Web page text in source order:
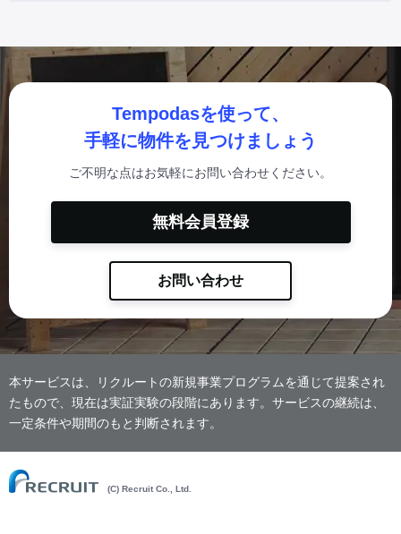
Tempodasを使って、
手軽に物件を見つけましょう
ご不明な点はお気軽にお問い合わせください。
無料会員登録
お問い合わせ
本サービスは、リクルートの新規事業プログラムを通じて提案され
たもので、現在は実証実験の段階にあります。サービスの継続は、
一定条件や期間のもと判断されます。
(C) Recruit Co., Ltd.